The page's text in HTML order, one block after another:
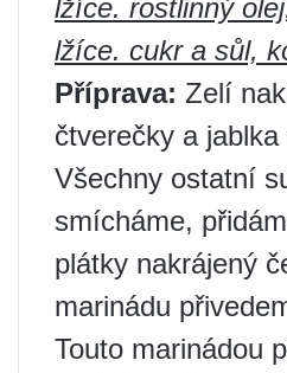
lžíce. rostlinný
lžíce. cukr a sůl,
Příprava: Zelí
čtverečky a jablka
Všechny ostatní
smícháme,
plátky nakrájený
marinádu
Touto marinádou